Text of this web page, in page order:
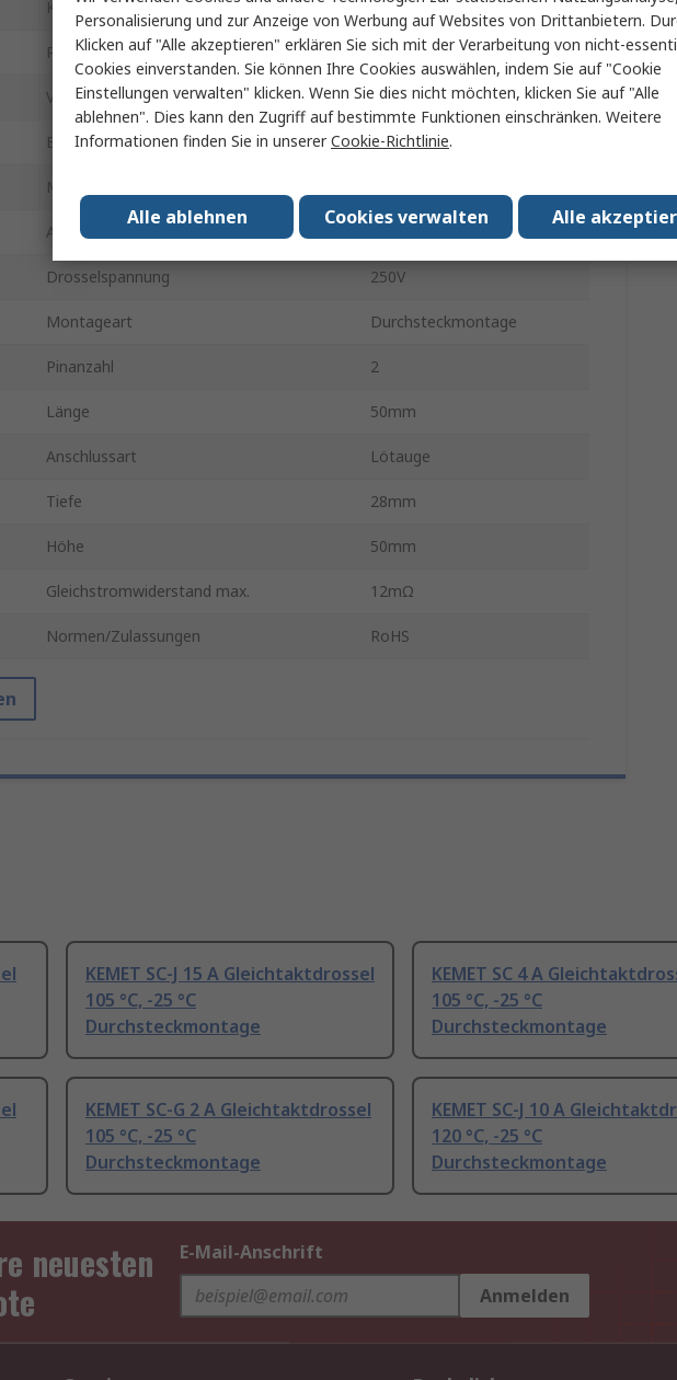
Kernmaterial Ferrit
Prüffrequenz 100kHz
Verpackungsart Einschub
Betriebstemperatur min. -25°C
Maximale Betriebstemperatur
Automobilstandard
Drosselspannung 250V
Montageart Durchsteckmontage
Pinanzahl 2
Länge 50mm
Anschlussart Lötauge
Tiefe 28mm
Höhe 50mm
Gleichstromwiderstand max. 12mΩ
Normen/Zulassungen RoHS
KEMET SC-J 15 A Gleichtaktdrossel
105 °C, -25 °C
Durchsteckmontage
KEMET SC 4 A
105 °C, -25 °C
Durchsteckmontage
KEMET SC-G 2 A Gleichtaktdrossel
105 °C, -25 °C
Durchsteckmontage
KEMET SC-J 10 A
120 °C, -25 °C
Durchsteckmontage
neuesten
E-Mail-Anschrift
Anmelden
Personalisierung und zur Anzeige von Werbung auf Websites von Drittanbietern.
Klicken auf "Alle akzeptieren" erklären Sie sich mit der Verarbeitung von nicht-
Cookies einverstanden. Sie können Ihre Cookies auswählen, indem Sie auf "Cookie
Einstellungen verwalten" klicken. Wenn Sie dies nicht möchten, klicken Sie auf "Alle
ablehnen". Dies kann den Zugriff auf bestimmte Funktionen einschränken. Weitere
Informationen finden Sie in unsererCookie-Richtlinie.
Alle
Cookies verwalten
Alle ablehnen